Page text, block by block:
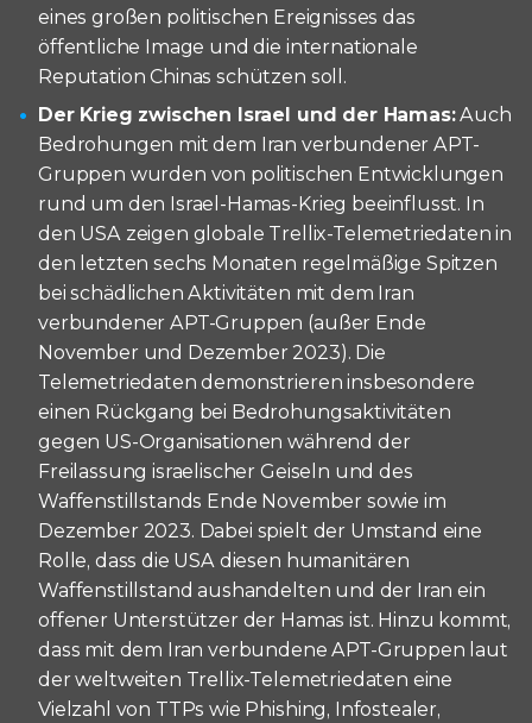
eines großen politischen Ereignisses das
öffentliche Image und die internationale
Reputation Chinas schützen soll.
Der Krieg zwischen Israel und der Hamas:Auch
Bedrohungen mit dem Iran verbundener APT-
Gruppen wurden von politischen Entwicklungen
rund um den Israel-Hamas-Krieg beeinflusst. In
den USA zeigen globale Trellix-Telemetriedaten in
den letzten sechs Monaten regelmäßige Spitzen
bei schädlichen Aktivitäten mit dem Iran
verbundener APT-Gruppen (außer Ende
November und Dezember 2023). Die
Telemetriedaten demonstrieren insbesondere
einen Rückgang bei Bedrohungsaktivitäten
gegen US-Organisationen während der
Freilassung israelischer Geiseln und des
Waffenstillstands Ende November sowie im
Dezember 2023. Dabei spielt der Umstand eine
Rolle, dass die USA diesen humanitären
Waffenstillstand aushandelten und der Iran ein
offener Unterstützer der Hamas ist. Hinzu kommt,
dass mit dem Iran verbundene APT-Gruppen laut
der weltweiten Trellix-Telemetriedaten eine
Vielzahl von TTPs wie Phishing, Infostealer,